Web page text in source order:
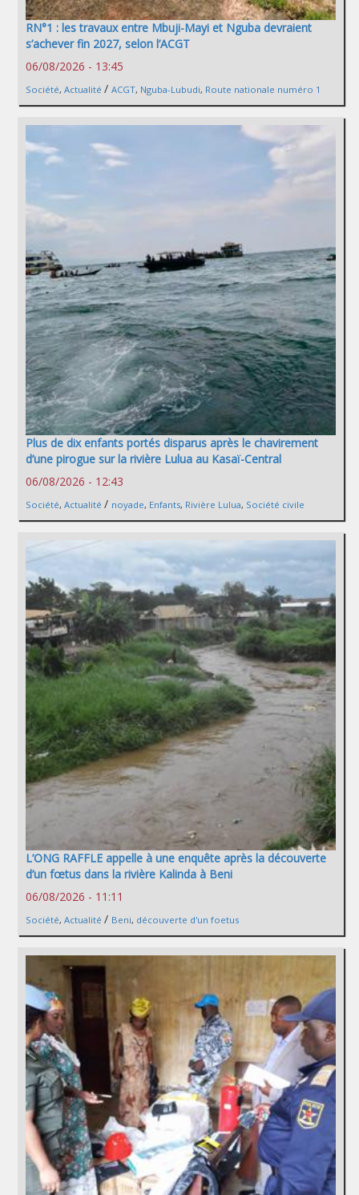
RN°1 : les travaux entre Mbuji-Mayi et Nguba devraient
s’achever fin 2027, selon l’ACGT
06/08/2026 - 13:45
Société, Actualité / ACGT, Nguba-Lubudi, Route nationale numéro 1
Plus de dix enfants portés disparus après le chavirement
d’une pirogue sur la rivière Lulua au Kasaï-Central
06/08/2026 - 12:43
Société, Actualité / noyade, Enfants, Rivière Lulua, Société civile
L’ONG RAFFLE appelle à une enquête après la découverte
d’un fœtus dans la rivière Kalinda à Beni
06/08/2026 - 11:11
Société, Actualité / Beni, découverte d'un foetus